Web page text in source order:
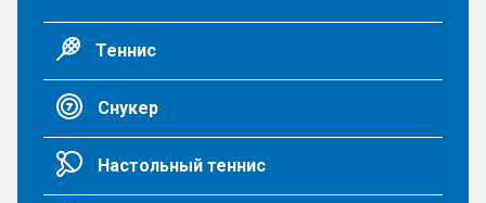
Теннис
Снукер
Настольный теннис